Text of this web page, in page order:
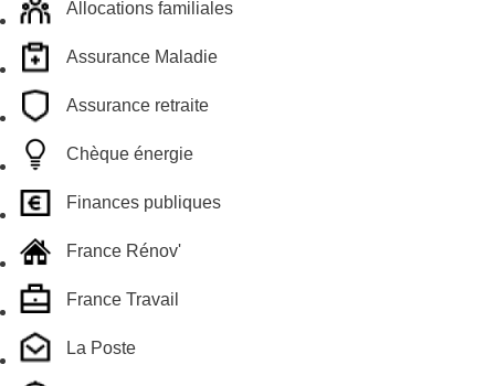
Allocations familiales
Assurance Maladie
Assurance retraite
Chèque énergie
Finances publiques
France Rénov'
France Travail
La Poste